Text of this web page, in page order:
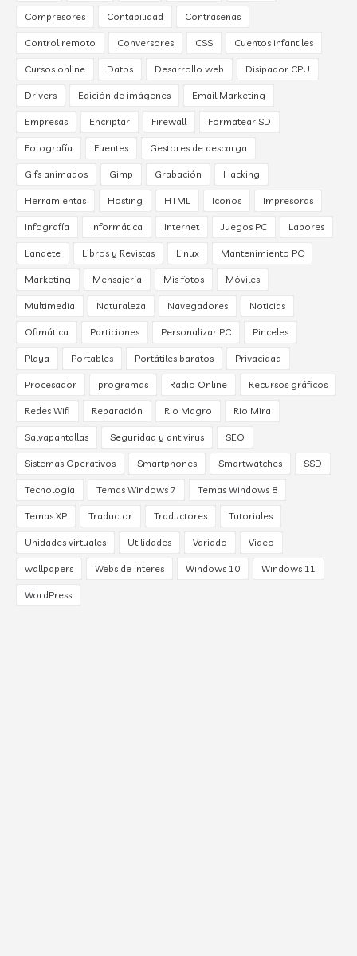
Compresores Contabilidad Contraseñas
Control remoto Conversores CSS Cuentos infantiles
Cursos online Datos Desarrollo web Disipador CPU
Drivers Edición de imágenes Email Marketing
Empresas Encriptar Firewall Formatear SD
Fotografía Fuentes Gestores de descarga
Gifs animados Gimp Grabación Hacking
Herramientas Hosting HTML Iconos Impresoras
Infografía Informática Internet Juegos PC Labores
Landete Libros y Revistas Linux Mantenimiento PC
Marketing Mensajería Mis fotos Móviles
Multimedia Naturaleza Navegadores Noticias
Ofimática Particiones Personalizar PC Pinceles
Playa Portables Portátiles baratos Privacidad
Procesador programas Radio Online Recursos gráficos
Redes Wifi Reparación Rio Magro Rio Mira
Salvapantallas Seguridad y antivirus SEO
Sistemas Operativos Smartphones Smartwatches SSD
Tecnología Temas Windows 7 Temas Windows 8
Temas XP Traductor Traductores Tutoriales
Unidades virtuales Utilidades Variado Video
wallpapers Webs de interes Windows 10 Windows 11
WordPress